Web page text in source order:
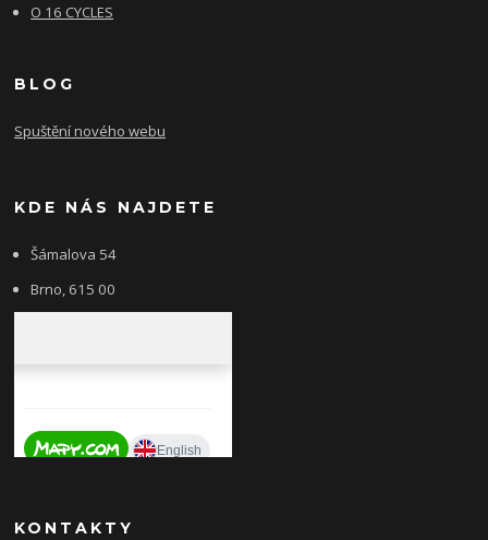
O 16 CYCLES
BLOG
Spuštění nového webu
KDE NÁS NAJDETE
Šámalova 54
Brno, 615 00
KONTAKTY